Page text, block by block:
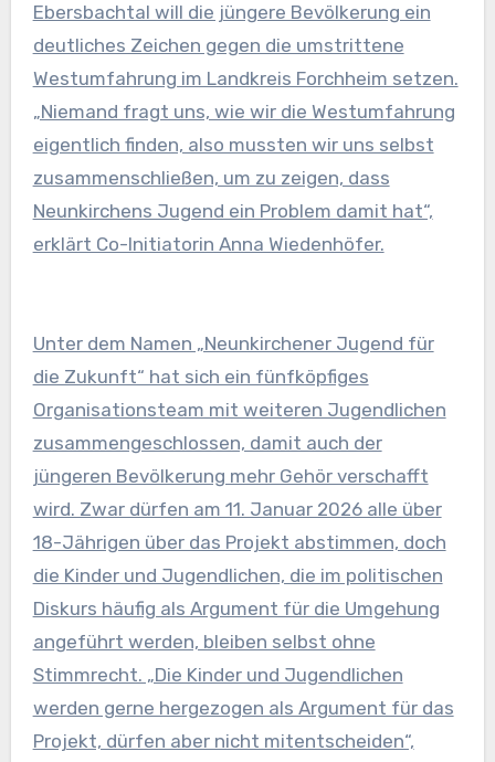
Ebersbachtal will die jüngere Bevölkerung ein
deutliches Zeichen gegen die umstrittene
Westumfahrung im Landkreis Forchheim setzen.
„Niemand fragt uns, wie wir die Westumfahrung
eigentlich finden, also mussten wir uns selbst
zusammenschließen, um zu zeigen, dass
Neunkirchens Jugend ein Problem damit hat“,
erklärt Co-Initiatorin Anna Wiedenhöfer.
Unter dem Namen „Neunkirchener Jugend für
die Zukunft“ hat sich ein fünfköpfiges
Organisationsteam mit weiteren Jugendlichen
zusammengeschlossen, damit auch der
jüngeren Bevölkerung mehr Gehör verschafft
wird. Zwar dürfen am 11. Januar 2026 alle über
18-Jährigen über das Projekt abstimmen, doch
die Kinder und Jugendlichen, die im politischen
Diskurs häufig als Argument für die Umgehung
angeführt werden, bleiben selbst ohne
Stimmrecht. „Die Kinder und Jugendlichen
werden gerne hergezogen als Argument für das
Projekt, dürfen aber nicht mitentscheiden“,